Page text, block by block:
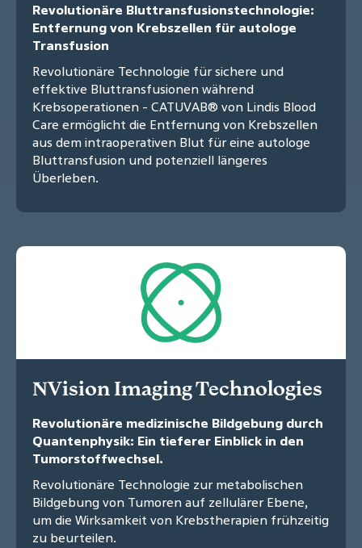
Revolutionäre Bluttransfusionstechnologie:
Entfernung von Krebszellen für autologe
Transfusion
Revolutionäre Technologie für sichere und
effektive Bluttransfusionen während
Krebsoperationen - CATUVAB® von Lindis Blood
Care ermöglicht die Entfernung von Krebszellen
aus dem intraoperativen Blut für eine autologe
Bluttransfusion und potenziell längeres
Überleben.
NVision Imaging Technologies
Revolutionäre medizinische Bildgebung durch
Quantenphysik: Ein tieferer Einblick in den
Tumorstoffwechsel.
Revolutionäre Technologie zur metabolischen
Bildgebung von Tumoren auf zellulärer Ebene,
um die Wirksamkeit von Krebstherapien frühzeitig
zu beurteilen.